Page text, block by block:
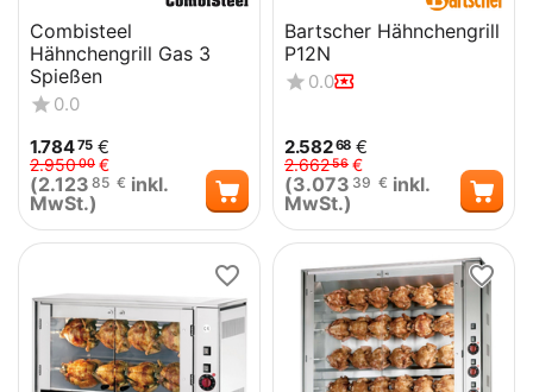
Combisteel
Hähnchengrill Gas 3
Spießen
0.0
1.78475 €
2.95000 €
(2.123 85 € inkl.
MwSt.)
Bartscher Hähnchengrill
P12N
0.0
2.58268 €
2.66256 €
(3.073 39 € inkl.
MwSt.)